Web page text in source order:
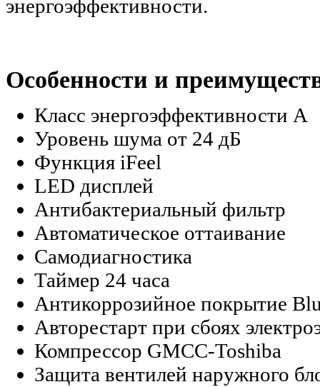
энергоэффективности.
Особенности и
Класс энергоэффективности А
Уровень шума от 24 дБ
Функция iFeel
LED дисплей
Антибактериальный фильтр
Автоматическое оттаивание
Самодиагностика
Таймер 24 часа
Антикоррозийное покрытие
Авторестарт при сбоях
Компрессор GMCC-Toshiba
Защита вентилей наружного